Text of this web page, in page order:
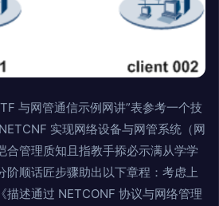
与网管通信示例网讲”表参考一个技
实现网络设备与网管系统（网
合管理质知且指教手掭必示满从学学
阶顺话匠步骤助出以下章程：考虑上
描述通过 NETCONF 协议与网络管理